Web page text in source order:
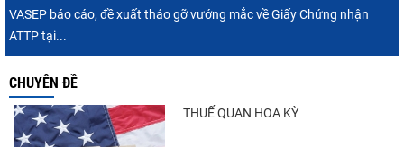
VASEP báo cáo, đề xuất tháo gỡ vướng mắc về Giấy Chứng nhận
ATTP tại...
CHUYÊN ĐỀ
THUẾ QUAN HOA KỲ